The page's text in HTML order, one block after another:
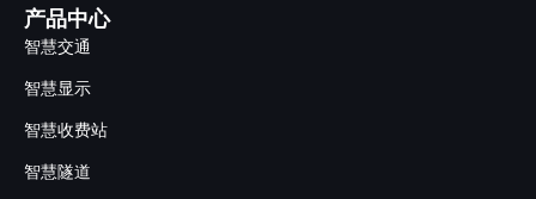
产品中心
智慧交通
智慧显示
智慧收费站
智慧隧道